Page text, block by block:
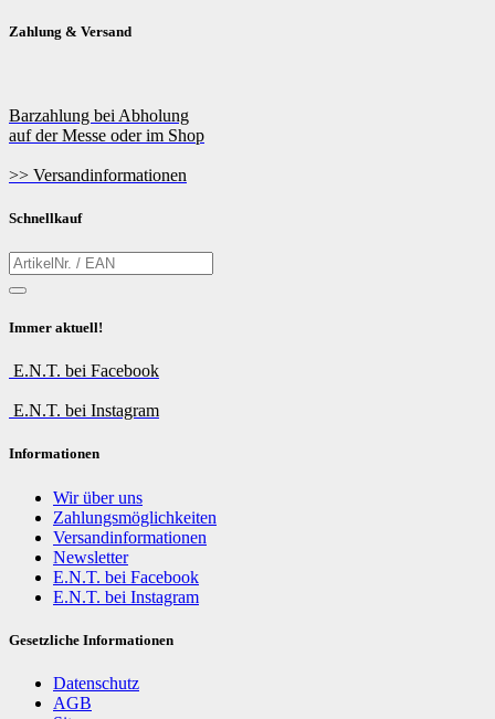
Zahlung & Versand
Barzahlung bei Abholung
auf der Messe oder im Shop
>> Versandinformationen
Schnellkauf
Immer aktuell!
E.N.T. bei Facebook
E.N.T. bei Instagram
Informationen
Wir über uns
Zahlungsmöglichkeiten
Versandinformationen
Newsletter
E.N.T. bei Facebook
E.N.T. bei Instagram
Gesetzliche Informationen
Datenschutz
AGB